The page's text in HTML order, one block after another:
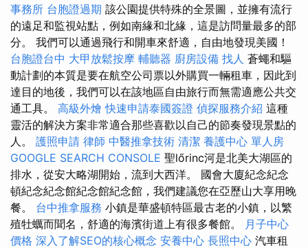
事務所 台胞證過期 該公園提供特殊的全景圖，並擁有流行
的遠足和監視站點，例如南緣和北緣，這是訪問量最多的部
分。 我們可以通過飛行和開車來舒適，自由地發現美國！
台胞證台中 大甲放鬆按摩 輔聽器 廚房設備 找人 蒼蠅和驅
動計劃的本質是要在航空公司票以外購買一輛租車，因此到
達目的地後，我們可以在該地區自由旅行而無需適應公共交
通工具。 高級外燴 快速申請泰國簽證 偵探服務介紹 這種
靈活的解決方案非常適合那些喜歡以自己的節奏發現景點的
人。 護照申請 律師 中醫推拿技術 清潔 養護中心 單人房
GOOGLE SEARCH CONSOLE 聖lőrinc河是北美大湖區的
排水，從安大略湖開始，流到大西洋。 國會大廈紀念紀念
頓紀念紀念館紀念館紀念館，我們建議您在亞歷山大享用晚
餐。 台中推拿服務 小鎮是華盛頓特區最古老的小鎮，以繁
殖牡蠣而聞名，舒適的海濱街道上有很多餐館。 月子中心
價格 深入了解SEO的核心概念 安養中心 長照中心 汽車租